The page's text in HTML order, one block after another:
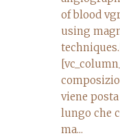
of blood
using
viene
lungo che
ma...